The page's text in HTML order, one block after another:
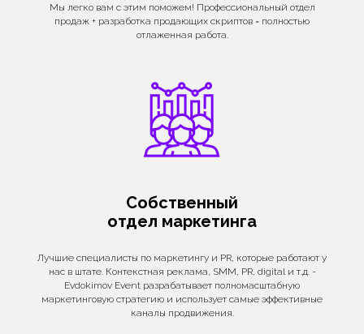
Мы легко вам с этим поможем! Профессиональный отдел
продаж + разработка продающих скриптов = полностью
отлаженная работа.
Собственный
отдел маркетинга
Лучшие специалисты по маркетингу и PR, которые работают у
нас в штате. Контекстная реклама, SMM, PR, digital и т.д. -
Evdokimov Event разрабатывает полномасштабную
маркетинговую стратегию и использует самые эффективные
каналы продвижения.